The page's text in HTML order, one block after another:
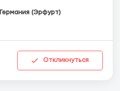
Германия (Эрфурт)
Откликнуться